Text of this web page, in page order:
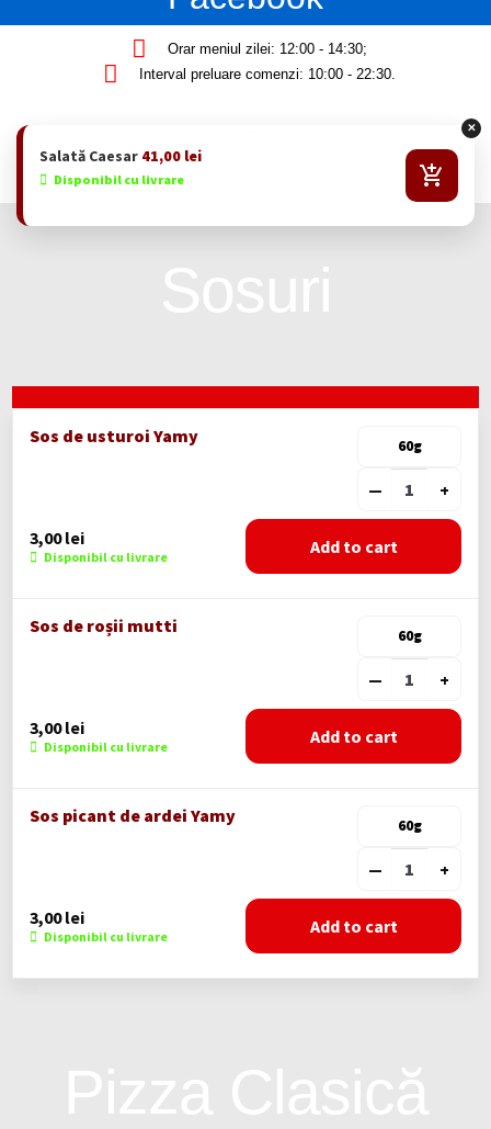
✕
Salată Caesar 41,00 lei
Disponibil cu livrare
Orar meniul zilei: 12:00 - 14:30;
Interval preluare comenzi: 10:00 - 22:30.
Sos de usturoi Yamy 60g
— +
3,00lei
Disponibil cu livrare Add to cart
Sos de roșii mutti 60g
— +
3,00lei
Disponibil cu livrare Add to cart
Sos picant de ardei Yamy 60g
— +
3,00lei
Disponibil cu livrare Add to cart